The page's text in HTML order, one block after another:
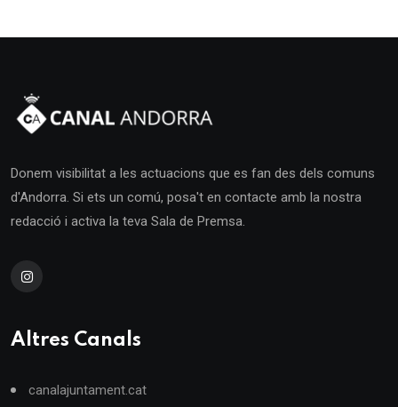
Donem visibilitat a les actuacions que es fan des dels comuns
d'Andorra. Si ets un comú, posa't en contacte amb la nostra
redacció i activa la teva Sala de Premsa.
Altres Canals
canalajuntament.cat